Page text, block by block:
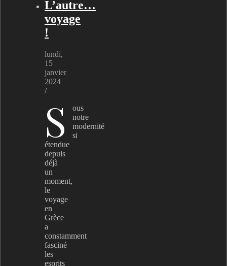
L’autre…
voyage
!
lundi,
15
janvier
2024
/
S
ous
notre
modernité
si
étendue
depuis
déjà
un
moment,
le
voyage
en
Grèce
a
constamment
fasciné
les
esprits